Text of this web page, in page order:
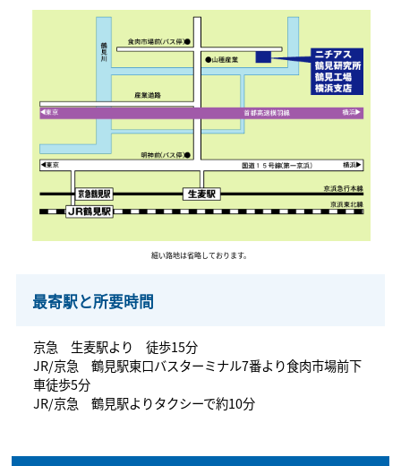
細い路地は省略しております。
最寄駅と所要時間
京急 生麦駅より 徒歩15分
JR/京急 鶴見駅東口バスターミナル7番より食肉市場前下
車徒歩5分
JR/京急 鶴見駅よりタクシーで約10分